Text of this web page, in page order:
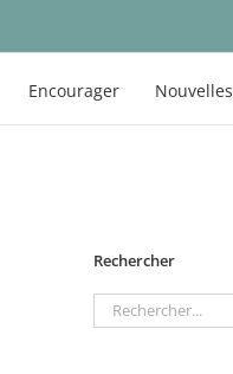
Encourager Nouvelles
Rechercher
Rechercher: